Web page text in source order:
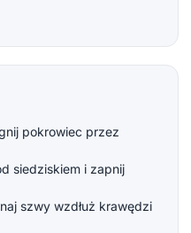
pokrowiec przez
siedziskiem i zapnij
szwy wzdłuż krawędzi